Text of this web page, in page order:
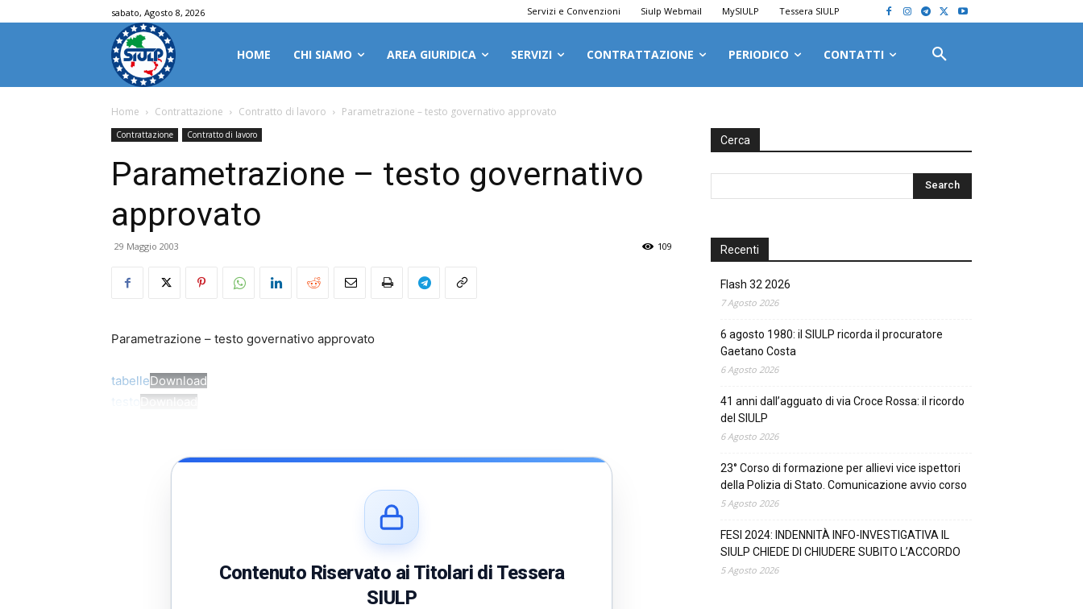
sabato, Agosto 8, 2026 Servizi e Convenzioni Siulp Webmail MySIULP Tessera SIULP
HOME CHI SIAMO AREA GIURIDICA SERVIZI CONTRATTAZIONE PERIODICO CONTATTI
Home Contrattazione Contratto di lavoro Parametrazione – testo governativo approvato
Contrattazione Contratto di lavoro
Parametrazione – testo governativo
approvato
29 Maggio 2003 109
Parametrazione – testo governativo approvato
tabelleDownload
testo Download
Contenuto Riservato ai Titolari di Tessera
SIULP
Cerca
Recenti
Flash 32 2026
7 Agosto 2026
6 agosto 1980: il SIULP ricorda il procuratore
Gaetano Costa
6 Agosto 2026
41 anni dall’agguato di via Croce Rossa: il ricordo
del SIULP
6 Agosto 2026
23° Corso di formazione per allievi vice ispettori
della Polizia di Stato. Comunicazione avvio corso
5 Agosto 2026
FESI 2024: INDENNITÀ INFO-INVESTIGATIVA IL
SIULP CHIEDE DI CHIUDERE SUBITO L’ACCORDO
5 Agosto 2026